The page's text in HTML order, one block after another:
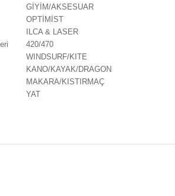
GİYİM/AKSESUAR
OPTİMİST
ILCA & LASER
420/470
WINDSURF/KITE
KANO/KAYAK/DRAGON
MAKARA/KISTIRMAÇ
YAT